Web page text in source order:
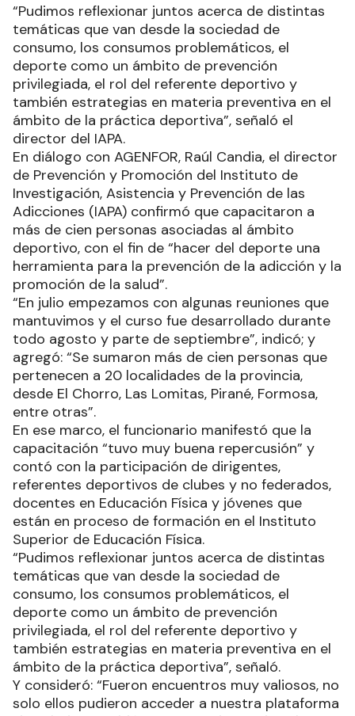
“Pudimos reflexionar juntos acerca de distintas
temáticas que van desde la sociedad de
consumo, los consumos problemáticos, el
deporte como un ámbito de prevención
privilegiada, el rol del referente deportivo y
también estrategias en materia preventiva en el
ámbito de la práctica deportiva”, señaló el
director del IAPA.
En diálogo con AGENFOR, Raúl Candia, el director
de Prevención y Promoción del Instituto de
Investigación, Asistencia y Prevención de las
Adicciones (IAPA) confirmó que capacitaron a
más de cien personas asociadas al ámbito
deportivo, con el fin de “hacer del deporte una
herramienta para la prevención de la adicción y la
promoción de la salud”.
“En julio empezamos con algunas reuniones que
mantuvimos y el curso fue desarrollado durante
todo agosto y parte de septiembre”, indicó; y
agregó: “Se sumaron más de cien personas que
pertenecen a 20 localidades de la provincia,
desde El Chorro, Las Lomitas, Pirané, Formosa,
entre otras”.
En ese marco, el funcionario manifestó que la
capacitación “tuvo muy buena repercusión” y
contó con la participación de dirigentes,
referentes deportivos de clubes y no federados,
docentes en Educación Física y jóvenes que
están en proceso de formación en el Instituto
Superior de Educación Física.
“Pudimos reflexionar juntos acerca de distintas
temáticas que van desde la sociedad de
consumo, los consumos problemáticos, el
deporte como un ámbito de prevención
privilegiada, el rol del referente deportivo y
también estrategias en materia preventiva en el
ámbito de la práctica deportiva”, señaló.
Y consideró: “Fueron encuentros muy valiosos, no
solo ellos pudieron acceder a nuestra plataforma